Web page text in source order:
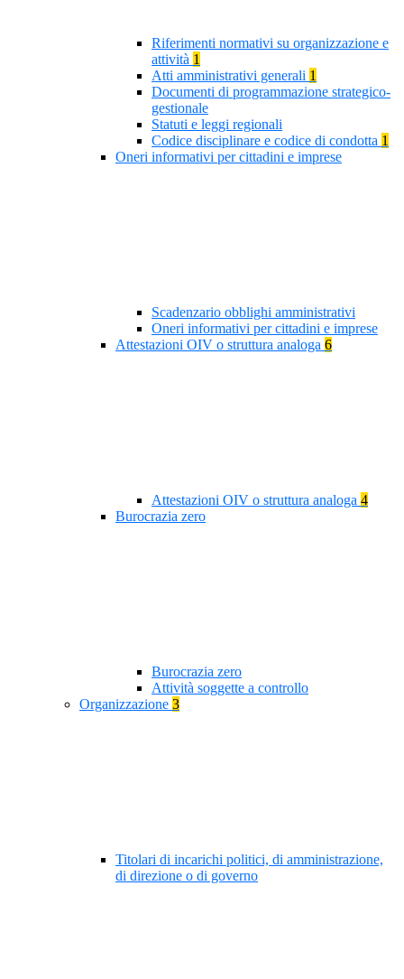
Riferimenti normativi su organizzazione e
attività 1
Atti amministrativi generali 1
Documenti di programmazione strategico-
gestionale
Statuti e leggi regionali
Codice disciplinare e codice di condotta 1
Oneri informativi per cittadini e imprese
Scadenzario obblighi amministrativi
Oneri informativi per cittadini e imprese
Attestazioni OIV o struttura analoga 6
Attestazioni OIV o struttura analoga 4
Burocrazia zero
Burocrazia zero
Attività soggette a controllo
Organizzazione 3
Titolari di incarichi politici, di amministrazione,
di direzione o di governo